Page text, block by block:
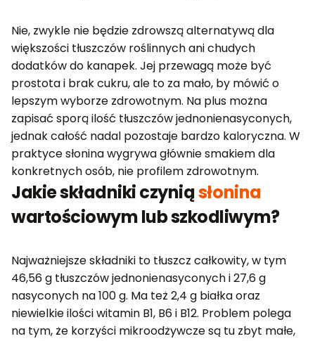
Nie, zwykle nie będzie zdrowszą alternatywą dla
większości tłuszczów roślinnych ani chudych
dodatków do kanapek. Jej przewagą może być
prostota i brak cukru, ale to za mało, by mówić o
lepszym wyborze zdrowotnym. Na plus można
zapisać sporą ilość tłuszczów jednonienasyconych,
jednak całość nadal pozostaje bardzo kaloryczna. W
praktyce słonina wygrywa głównie smakiem dla
konkretnych osób, nie profilem zdrowotnym.
Jakie składniki czyniąsłonina
wartościowym lub szkodliwym?
Najważniejsze składniki to tłuszcz całkowity, w tym
46,56 g tłuszczów jednonienasyconych i 27,6 g
nasyconych na 100 g. Ma też 2,4 g białka oraz
niewielkie ilości witamin B1, B6 i B12. Problem polega
na tym, że korzyści mikroodżywcze są tu zbyt małe,